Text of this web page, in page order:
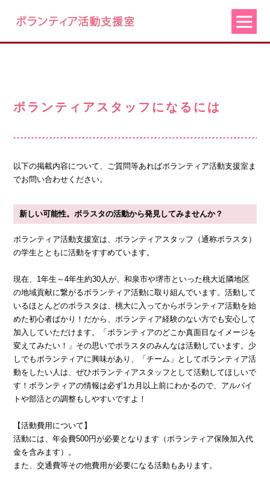
ボランティアスタッフになるには
以下の掲載内容について、ご質問等あればボランティア活動支援室ま
でお問い合わせください。
新しい可能性。ボラスタの活動から発見してみませんか？
ボランティア活動支援室は、ボランティアスタッフ（通称ボラスタ）
の学生とともに活動をすすめています。
現在、1年生～4年生約30人が、和泉市や堺市といった桃大近隣地区
の地域貢献に繋がるボランティア活動に取り組んでいます。活動して
いるほとんどのボラスタは、桃大に入ってからボランティア活動を始
めた初心者ばかり！だから、ボランティア経験のない方でも安心して
加入していただけます。「ボランティアのどこか真面目なイメージを
変えてみたい！」その思いでボラスタのみんなは活動しています。少
しでもボランティアに興味があり、「チーム」としてボランティア活
動をしたい人は、ぜひボランティアスタッフとして活動してほしいで
す！ボランティアの情報は必ず1カ月以上前にわかるので、アルバイ
トや部活との調整もしやすいですよ！
【活動費用について】
活動には、年会費500円が必要となります（ボランティア保険加入代
金を含みます）。
また、交通費等その他費用が必要になる活動もあります。